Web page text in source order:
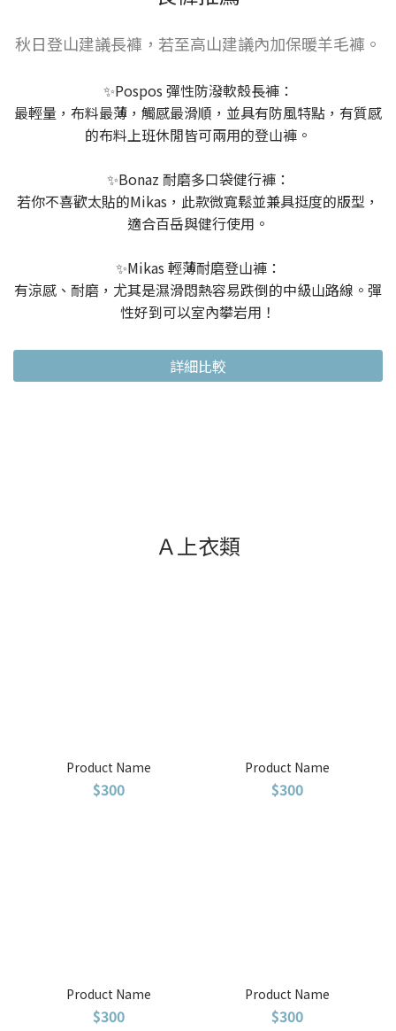
秋日登山建議長褲，若至高山建議內加保暖羊毛褲。
✨Pospos 彈性防潑軟殼長褲：
最輕量，布料最薄，觸感最滑順，並具有防風特點，有質感
的布料上班休閒皆可兩用的登山褲。
✨Bonaz 耐磨多口袋健行褲：
若你不喜歡太貼的Mikas，此款微寬鬆並兼具挺度的版型，
適合百岳與健行使用。
✨Mikas 輕薄耐磨登山褲：
有涼感、耐磨，尤其是濕滑悶熱容易跌倒的中級山路線。彈
性好到可以室內攀岩用！
詳細比較
Ａ上衣類
Product Name
$300
Product Name
$300
Product Name
$300
Product Name
$300